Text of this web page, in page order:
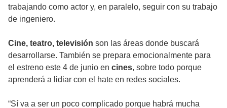
trabajando como actor y, en paralelo, seguir con su trabajo
de ingeniero.
Cine, teatro, televisión son las áreas donde buscará
desarrollarse. También se prepara emocionalmente para
el estreno este 4 de junio en cines, sobre todo porque
aprenderá a lidiar con el hate en redes sociales.
“Sí va a ser un poco complicado porque habrá mucha